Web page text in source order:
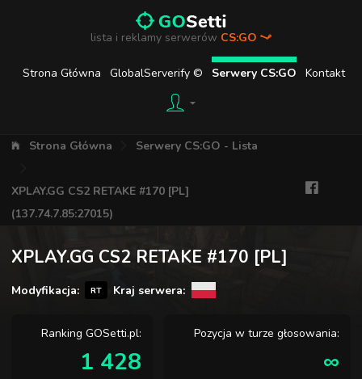
lista i reklamy serwerów CS:GO
Strona Główna GlobalServerify © Serwery CS:GO Kontakt
Strona Główna Serwery CS:GO - Lista
XPLAY.GG CS2 RETAKE #170 [PL]
(137.74.7.85:27015)
XPLAY.GG CS2 RETAKE #170 [PL]
Modyfikacja: RT Kraj serwera:
Ranking GOSetti.pl:
1 428
Pozycja w turze głosowania:
∞